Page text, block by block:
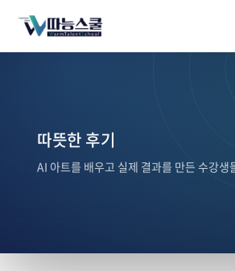
따뜻한 후기
AI 아트를 배우고 실제 결과를 만든 수강생